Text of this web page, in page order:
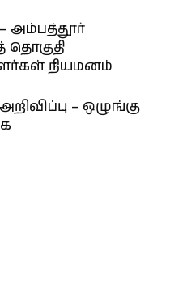
அம்பத்தூர்
நியமனம்
– ஒழுங்கு